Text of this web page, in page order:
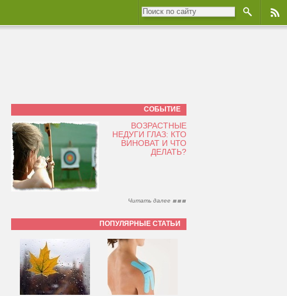
СОБЫТИЕ
ВОЗРАСТНЫЕ
НЕДУГИ ГЛАЗ: КТО
ВИНОВАТ И ЧТО
ДЕЛАТЬ?
Читать далее
ПОПУЛЯРНЫЕ СТАТЬИ